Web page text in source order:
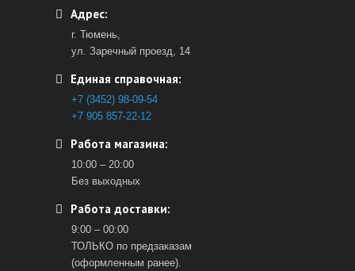
Адрес:
г. Тюмень,
ул. Заречный проезд, 14
Единая справочная:
+7 (3452) 98-09-54
+7 905 857-22-12
Работа магазина:
10:00 – 20:00
Без выходных
Работа доставки:
9:00 – 00:00
ТОЛЬКО по предзаказам
(оформленным ранее).